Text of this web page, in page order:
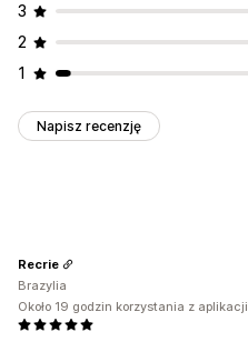
3
2
1
Napisz recenzję
Recrie
Brazylia
Około 19 godzin korzystania z aplikacji